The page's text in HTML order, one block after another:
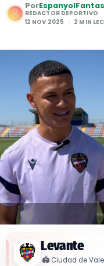
Por
REDACTOR DEPORTIVO
12 NOV 2025
2 MIN
Levante
🏟️ Ciudad de